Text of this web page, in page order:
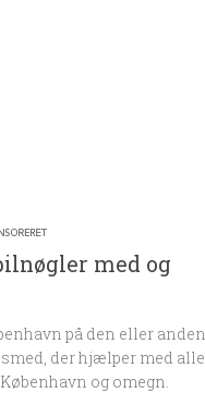
med og
på den eller anden
der hjælper med alle
og omegn.